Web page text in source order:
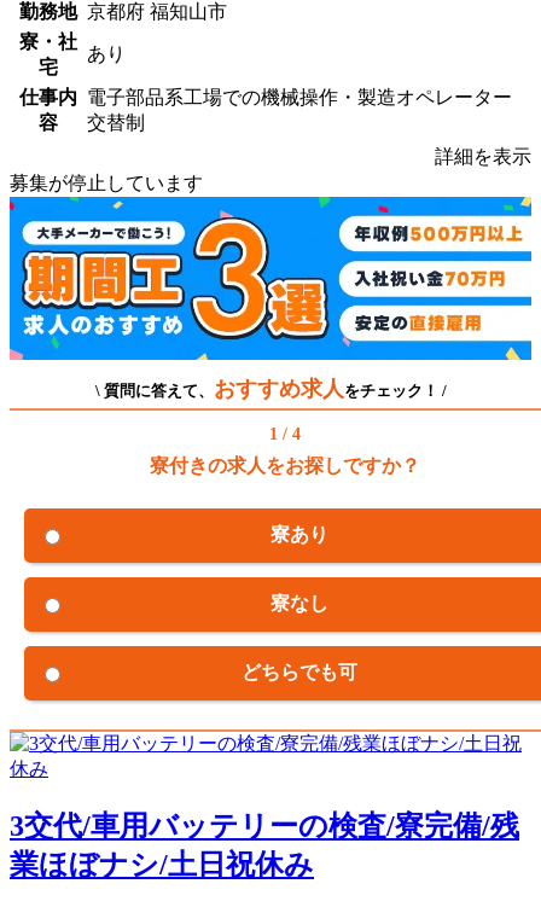
勤務地 京都府 福知山市
寮・社
宅
あり
仕事内
容
電子部品系工場での機械操作・製造オペレーター
交替制
詳細を表示
募集が停止しています
\ 質問に答えて、 おすすめ求人 をチェック！ /
1 / 4
寮付きの求人をお探しですか？
寮あり
寮なし
どちらでも可
3交代/車用バッテリーの検査/寮完備/残
業ほぼナシ/土日祝休み